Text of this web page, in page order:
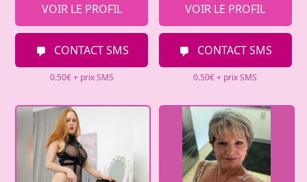
VOIR LE PROFIL
CONTACT SMS
0.50€ + prix SMS
VOIR LE PROFIL
CONTACT SMS
0.50€ + prix SMS